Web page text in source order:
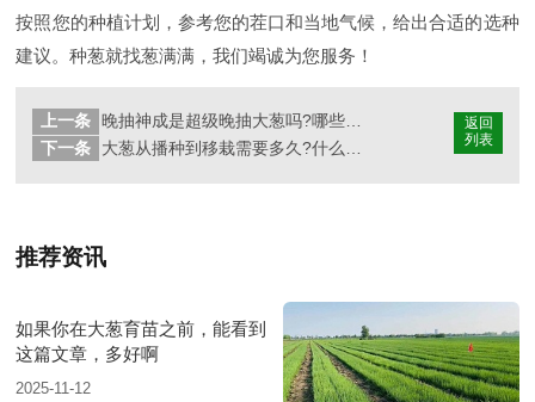
按照您的种植计划，参考您的茬口和当地气候，给出合适的选种
建议。种葱就找葱满满，我们竭诚为您服务！
返回
列表
上一条
晚抽神成是超级晚抽大葱吗?哪些地方可以种植晚抽神成大葱
下一条
推荐资讯
如果你在大葱育苗之前，能看到
这篇文章，多好啊
2025-11-12